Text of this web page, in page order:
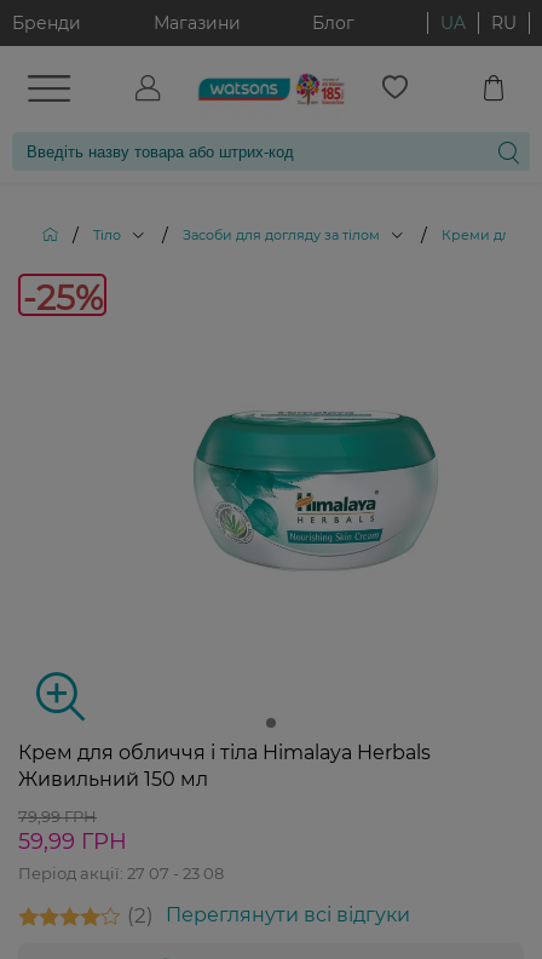
Бренди Магазини Блог UA RU
/ Тіло / Засоби для догляду за тілом / Креми для
-25%
Крем для обличчя і тіла Himalaya Herbals
Живильний 150 мл
79,99 ГРН
59,99 ГРН
Період акції: 27 07 - 23 08
2 Переглянути всі відгуки